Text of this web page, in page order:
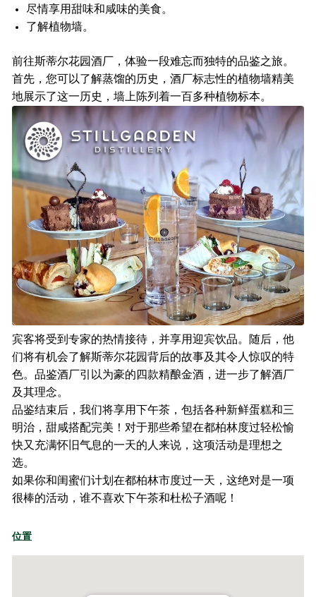
尽情享用甜味和咸味的美食。
了解植物墙。
前往斯蒂尔花园酒厂，体验一段难忘而独特的品鉴之旅。
首先，您可以了解蒸馏的历史，酒厂标志性的植物墙精美
地展示了这一历史，墙上陈列着一百多种植物标本。
宾客将受到专家的热情接待，并享用迎宾饮品。随后，他
们将有机会了解斯蒂尔花园背后的故事及其令人惊叹的特
色。品鉴酒厂引以为豪的四款精酿金酒，进一步了解酒厂
及其理念。
品鉴结束后，我们将享用下午茶，包括各种新鲜蛋糕和三
明治，甜咸搭配完美！对于那些希望在都柏林度过轻松愉
快又充满怀旧气息的一天的人来说，这项活动是理想之
选。
如果你和闺蜜们计划在都柏林市度过一天，这绝对是一项
很棒的活动，谁不喜欢下午茶和杜松子酒呢！
位置